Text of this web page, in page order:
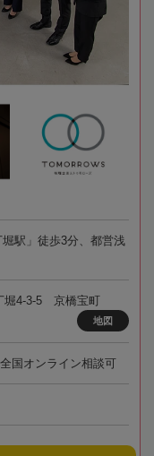
駅」徒歩3分、都営浅
堀4-3-5 京橋宝町
地図
国オンライン相談可